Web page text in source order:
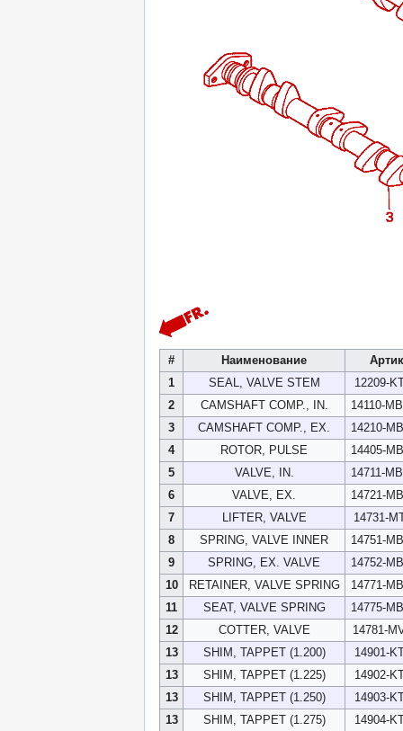
# Наименование
1
SEAL, VALVE STEM
12209-
2
CAMSHAFT COMP., IN.
14110-
3
CAMSHAFT COMP., EX.
14210-
4
ROTOR, PULSE
14405-
5
VALVE, IN.
14711-
6
VALVE, EX.
14721-
7
LIFTER, VALVE
14731-
8
SPRING, VALVE INNER
14751-
9
SPRING, EX. VALVE
14752-
10
RETAINER, VALVE SPRING
14771-
11
SEAT, VALVE SPRING
14775-
12
COTTER, VALVE
14781-
13
SHIM, TAPPET (1.200)
14901-
13
SHIM, TAPPET (1.225)
14902-
13
SHIM, TAPPET (1.250)
14903-
13
SHIM, TAPPET (1.275) 14904-